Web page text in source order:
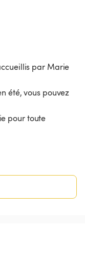
par Marie